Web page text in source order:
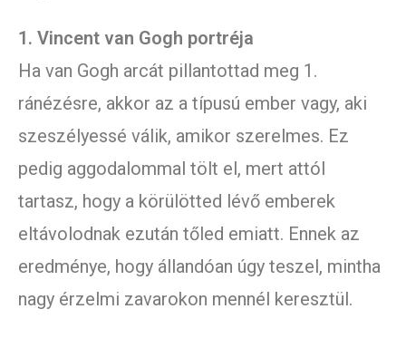
1. Vincent van Gogh portréja
Ha van Gogh arcát pillantottad meg 1.
ránézésre, akkor az a típusú ember vagy, aki
szeszélyessé válik, amikor szerelmes. Ez
pedig aggodalommal tölt el, mert attól
tartasz, hogy a körülötted lévő emberek
eltávolodnak ezután tőled emiatt. Ennek az
eredménye, hogy állandóan úgy teszel, mintha
nagy érzelmi zavarokon mennél keresztül.